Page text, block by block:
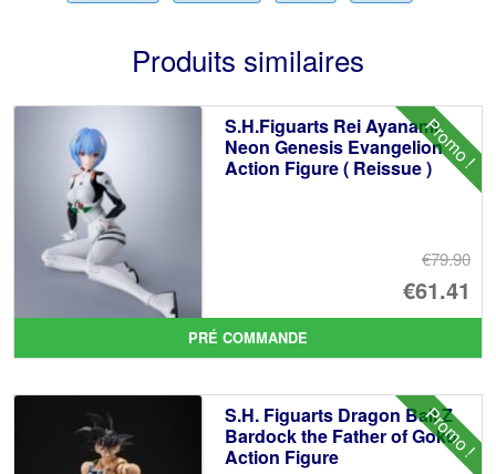
Produits similaires
Promo !
S.H.Figuarts Rei Ayanami
Neon Genesis Evangelion
Action Figure ( Reissue )
€79.90
€61.41
Le
PRÉ COMMANDE
Promo !
S.H. Figuarts Dragon Ball Z
Bardock the Father of Goku
Action Figure